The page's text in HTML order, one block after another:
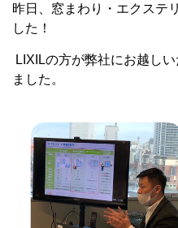
昨日、窓まわり・エクステ
した！
LIXILの方が弊社にお越し
ました。